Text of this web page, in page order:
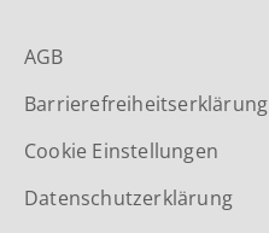
AGB
Barrierefreiheitserklärung
Cookie Einstellungen
Datenschutzerklärung